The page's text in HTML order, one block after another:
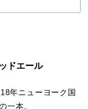
ドエール
年ニューヨーク国
一本。